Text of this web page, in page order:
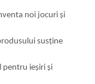
noi jocuri și
susține
pentru ieșiri și